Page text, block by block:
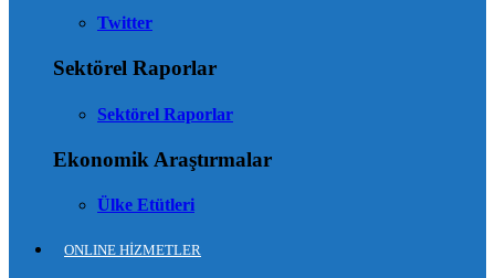
Twitter
Sektörel Raporlar
Sektörel Raporlar
Ekonomik Araştırmalar
Ülke Etütleri
ONLINE HİZMETLER